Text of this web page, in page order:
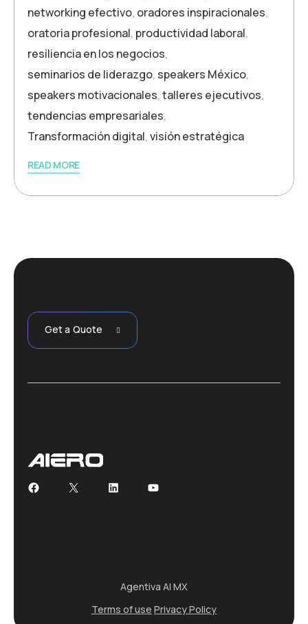
networking efectivo, oradores inspiracionales,
oratoria profesional, productividad laboral,
resiliencia en los negocios,
seminarios de liderazgo, speakers México,
speakers motivacionales,talleres ejecutivos,
tendencias empresariales,
Transformación digital,visión estratégica
READ MORE
Get a Quote
Facebook
X LinkedInYouTube
Agentiva AI MX
Terms of use Privacy Policy